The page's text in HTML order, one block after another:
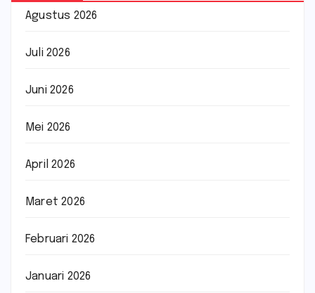
Agustus 2026
Juli 2026
Juni 2026
Mei 2026
April 2026
Maret 2026
Februari 2026
Januari 2026